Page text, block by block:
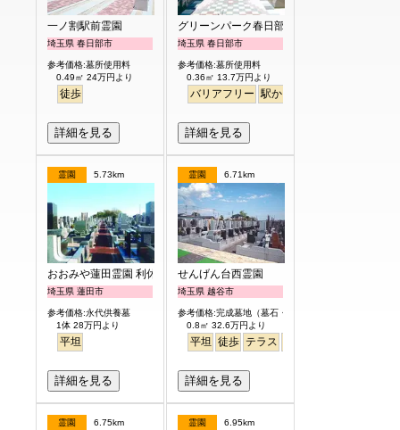
一ノ割駅前霊園
埼玉県 春日部市
参考価格:墓所使用料
0.49㎡ 24万円より
徒歩
詳細を見る
グリーンパーク春日部浄園
埼玉県 春日部市
参考価格:墓所使用料
0.36㎡ 13.7万円より
バリアフリー 駅から徒歩
詳細を見る
霊園 5.73km
おおみや蓮田霊園 利休メモリアルパーク
埼玉県 蓮田市
参考価格:永代供養墓
1体 28万円より
平坦
詳細を見る
霊園 6.71km
せんげん台西霊園
埼玉県 越谷市
参考価格:完成墓地（墓石・外柵付）
0.8㎡ 32.6万円より
平坦 徒歩 テラス
詳細を見る
霊園 6.75km 霊園 6.95km